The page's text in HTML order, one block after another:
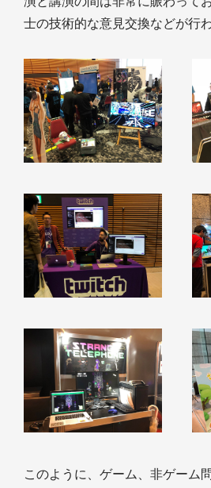
士の技術的な意見交換などが行
このように、ゲーム、非ゲーム